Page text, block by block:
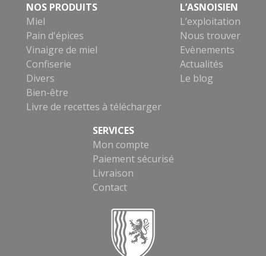
NOS PRODUITS
Miel
Pain d'épices
Vinaigre de miel
Confiserie
Divers
Bien-être
Livre de recettes à télécharger
L’ASNOISIEN
L’exploitation
Nous trouver
Evènements
Actualités
Le blog
SERVICES
Mon compte
Paiement sécurisé
Livraison
Contact